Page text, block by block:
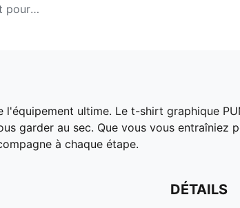
pour
ultime. Le t-shirt graphique
garder au sec. Que vous vous entraîniez
à chaque étape.
DÉTAILS